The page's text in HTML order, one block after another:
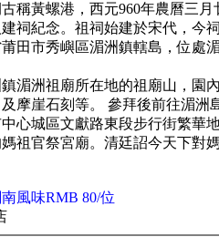
稱黃螺港，西元960年農曆三
紀念。祖祠始建於宋代，今
田市秀嶼區湄洲鎮轄島，位處
湄洲祖廟所在地的祖廟山，園
摩崖石刻等。 參拜後前往湄洲
心城區文獻路東段步行街繁華
祖官祭宮廟。清廷詔今天下對
風味RMB 80/位